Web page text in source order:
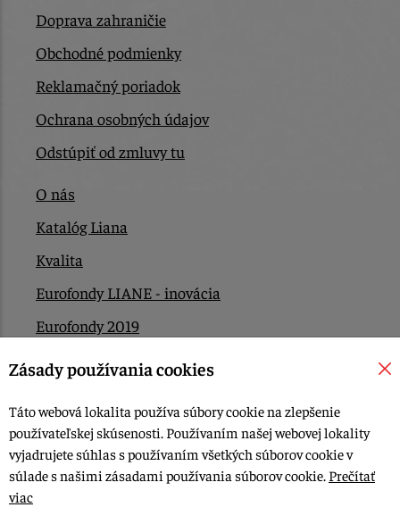
Doprava zahraničie
Obchodné podmienky
Reklamačný poriadok
Ochrana osobných údajov
Odstúpiť od zmluvy tu
O nás
Katalóg Liana
Kvalita
Eurofondy LIANE - inovácia
Eurofondy 2019
Eurofondy 2022/2023
Kontakt
© 2015-2026, LIANA GOLIAŠ s.r.o. všetky práva vyhradené.
Upraviť nastavenia Cookies
Zásady používania cookies
Táto webová lokalita používa súbory cookie na zlepšenie
používateľskej skúsenosti. Používaním našej webovej lokality
vyjadrujete súhlas s používaním všetkých súborov cookie v
súlade s našimi zásadami používania súborov cookie. Prečítať
viac